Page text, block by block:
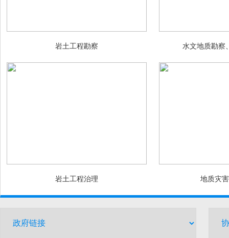
岩土工程勘察 水文地质勘察
岩土工程治理 地质灾